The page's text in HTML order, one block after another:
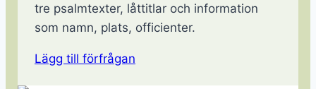
tre psalmtexter, låttitlar och information
som namn, plats, officienter.
Lägg till förfrågan